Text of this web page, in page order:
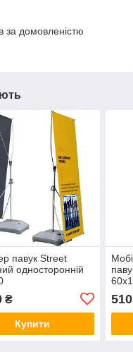
за домовленістю
павук Street
односторонній
₴
Купити
510